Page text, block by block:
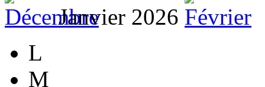
Janvier 2026
L
M